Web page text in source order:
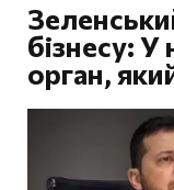
бізнесу:
орган,